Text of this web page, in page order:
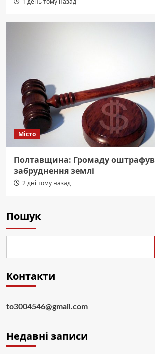
1 день тому назад
Місто
Полтавщина: Громаду
забруднення землі
2 дні тому назад
Пошук
Контакти
to3004546@gmail.com
Недавні записи